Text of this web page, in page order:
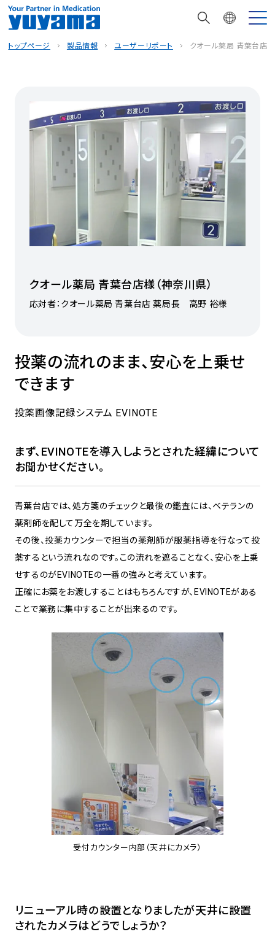
トップページ 製品情報 ユーザーリポート クオール薬局 青葉台店様
クオール薬局 青葉台店様（神奈川県）
応対者：クオール薬局 青葉台店 薬局長 高野 裕様
投薬の流れのまま、安心を上乗せ
できます
投薬画像記録システム EVINOTE
まず、EVINOTEを導入しようとされた経緯について
お聞かせください。
青葉台店では、処方箋のチェックと最後の鑑査には、ベテランの
薬剤師を配して万全を期しています。
その後、投薬カウンターで担当の薬剤師が服薬指導を行なって投
薬するという流れなのです。この流れを遮ることなく、安心を上乗
せするのがEVINOTEの一番の強みと考えています。
正確にお薬をお渡しすることはもちろんですが、EVINOTEがある
ことで業務に集中することが出来るのです。
受付カウンター内部（天井にカメラ）
リニューアル時の設置となりましたが天井に設置
されたカメラはどうでしょうか？